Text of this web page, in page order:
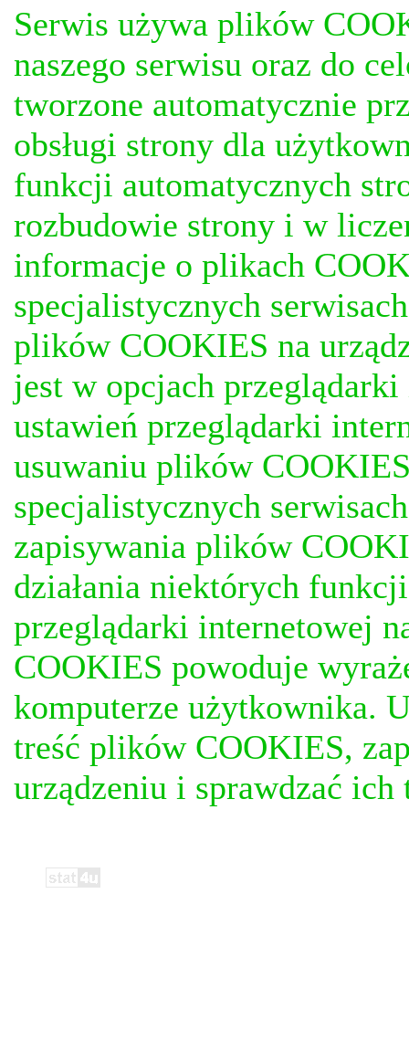
Serwis używa plików
naszego serwisu oraz do
tworzone automatycznie
obsługi strony dla
funkcji automatycznych
rozbudowie strony i w
informacje o plikach
specjalistycznych
plików COOKIES na
jest w opcjach
ustawień przeglądarki
usuwaniu plików
specjalistycznych
zapisywania plików
działania niektórych
przeglądarki internetowej
COOKIES powoduje
komputerze użytkownika.
treść plików COOKIES,
urządzeniu i sprawdzać ich